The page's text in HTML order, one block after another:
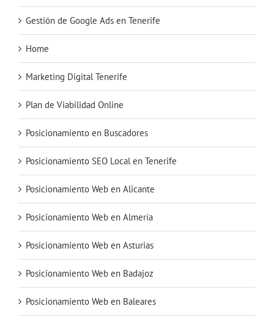
Gestión de Google Ads en Tenerife
Home
Marketing Digital Tenerife
Plan de Viabilidad Online
Posicionamiento en Buscadores
Posicionamiento SEO Local en Tenerife
Posicionamiento Web en Alicante
Posicionamiento Web en Almería
Posicionamiento Web en Asturias
Posicionamiento Web en Badajoz
Posicionamiento Web en Baleares